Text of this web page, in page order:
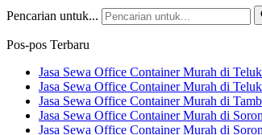
Pencarian untuk...
Pos-pos Terbaru
Jasa Sewa Office Container Murah di
Jasa Sewa Office Container Murah di
Jasa Sewa Office Container Murah di
Jasa Sewa Office Container Murah di
Jasa Sewa Office Container Murah di